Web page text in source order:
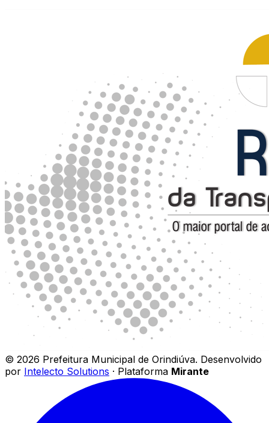
© 2026 Prefeitura Municipal de Orindiúva. Desenvolvido
por Intelecto Solutions · Plataforma Mirante